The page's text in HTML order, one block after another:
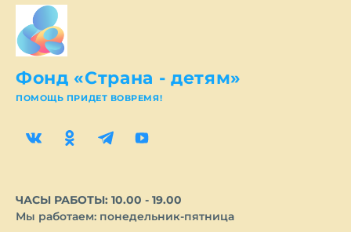
Фонд «Страна - детям»
ПОМОЩЬ ПРИДЕТ ВОВРЕМЯ!
ЧАСЫ РАБОТЫ: 10.00 - 19.00
Мы работаем: понедельник-пятница